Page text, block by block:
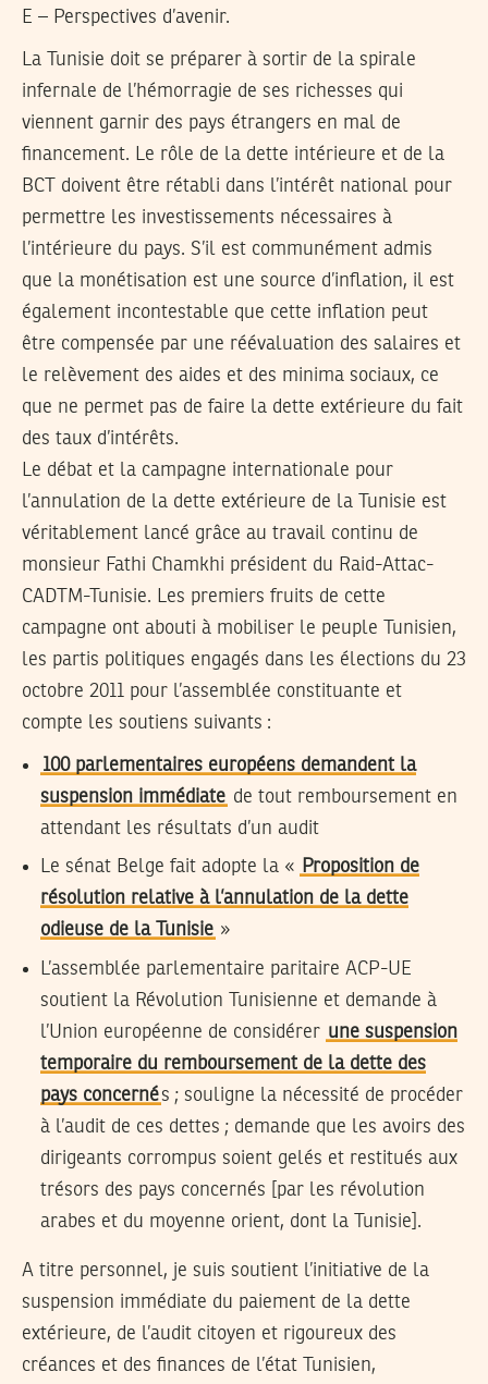
E – Perspectives d’avenir.
La Tunisie doit se préparer à sortir de la spirale
infernale de l’hémorragie de ses richesses qui
viennent garnir des pays étrangers en mal de
financement. Le rôle de la dette intérieure et de la
BCT doivent être rétabli dans l’intérêt national pour
permettre les investissements nécessaires à
l’intérieure du pays. S’il est communément admis
que la monétisation est une source d’inflation, il est
également incontestable que cette inflation peut
être compensée par une réévaluation des salaires et
le relèvement des aides et des minima sociaux, ce
que ne permet pas de faire la dette extérieure du fait
des taux d’intérêts.
Le débat et la campagne internationale pour
l’annulation de la dette extérieure de la Tunisie est
véritablement lancé grâce au travail continu de
monsieur Fathi Chamkhi président du Raid-Attac-
CADTM-Tunisie. Les premiers fruits de cette
campagne ont abouti à mobiliser le peuple Tunisien,
les partis politiques engagés dans les élections du 23
octobre 2011 pour l’assemblée constituante et
compte les soutiens suivants :
100 parlementaires européens demandent la
suspension immédiate de tout remboursement en
attendant les résultats d’un audit
Le sénat Belge fait adopte la « Proposition de
résolution relative à l’annulation de la dette
odieuse de la Tunisie »
L’assemblée parlementaire paritaire ACP-UE
soutient la Révolution Tunisienne et demande à
l’Union européenne de considérer une suspension
temporaire du remboursement de la dette des
pays concernés ; souligne la nécessité de procéder
à l’audit de ces dettes ; demande que les avoirs des
dirigeants corrompus soient gelés et restitués aux
trésors des pays concernés [par les révolution
arabes et du moyenne orient, dont la Tunisie].
A titre personnel, je suis soutient l’initiative de la
suspension immédiate du paiement de la dette
extérieure, de l’audit citoyen et rigoureux des
créances et des finances de l’état Tunisien,